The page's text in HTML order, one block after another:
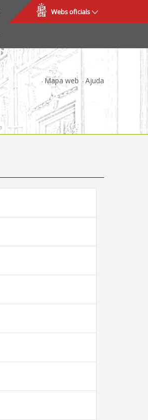
Webs oficials
Mapa web Ajuda